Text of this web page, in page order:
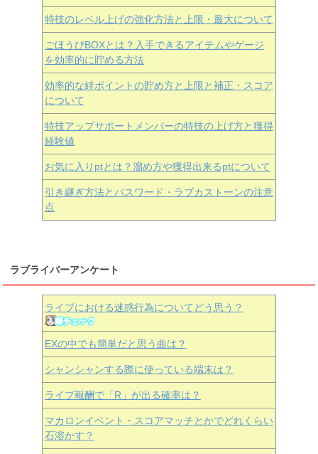
特技のレベル上げの強化方法と上限・最大について
ごほうびBOXとは？入手できるアイテムやゲージ
を効率的に貯める方法
効率的な絆ポイントの貯め方と上限と補正・スコア
について
特技アップサポートメンバーの特技の上げ方と獲得
経験値
お気に入りptとは？溜め方や獲得出来るptについて
引き継ぎ方法とパスワード・ラブカストーンの注意
点
ラブライバーアンケート
ライブにおける迷惑行為についてどう思う？
EXの中でも簡単だと思う曲は？
シャンシャンする際に使っている端末は？
ライブ報酬で「R」が出る確率は？
マカロンイベント・スコアマッチとかでどれくらい
石溶かす？